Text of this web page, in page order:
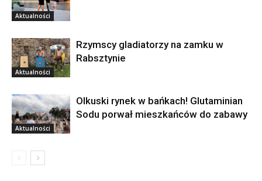
Aktualności
Aktualności
Rzymscy gladiatorzy na zamku w
Rabsztynie
Aktualności
Olkuski rynek w bańkach! Glutaminian
Sodu porwał mieszkańców do zabawy